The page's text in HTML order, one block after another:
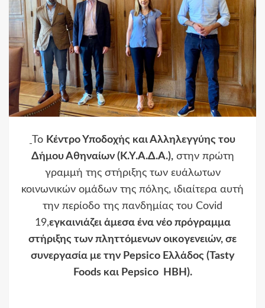
Το Κέντρο Υποδοχής και Αλληλεγγύης του
Δήμου Αθηναίων (Κ.Υ.Α.Δ.Α.),στην πρώτη
γραμμή της στήριξης των ευάλωτων
κοινωνικών ομάδων της πόλης, ιδιαίτερα αυτή
την περίοδο της πανδημίας του Covid
19,εγκαινιάζει άμεσα ένα νέο πρόγραμμα
στήριξης των πληττόμενων οικογενειών, σε
συνεργασία με την Pepsico Ελλάδος (Tasty
Foods και Pepsico HBH).